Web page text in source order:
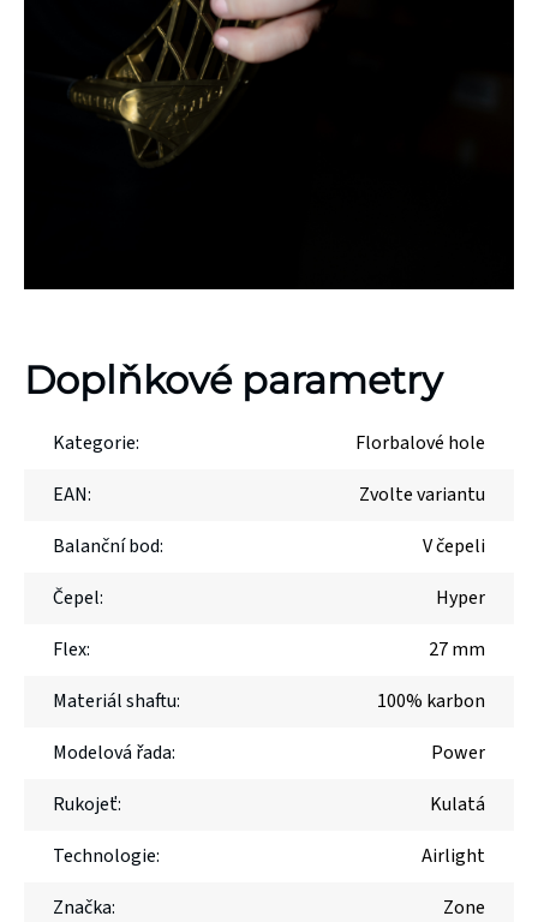
Doplňkové parametry
Kategorie:
Florbalové hole
EAN:
Zvolte variantu
Balanční bod:
V čepeli
Čepel:
Hyper
Flex:
27 mm
Materiál shaftu:
100% karbon
Modelová řada:
Power
Rukojeť:
Kulatá
Technologie:
Airlight
Značka:
Zone